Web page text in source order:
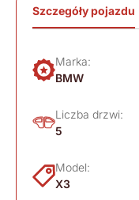
Szczegóły pojazdu
Marka:
BMW
Liczba drzwi:
5
Model:
X3